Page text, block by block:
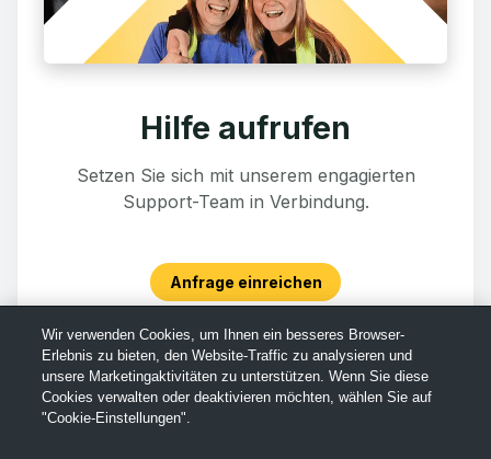
Hilfe aufrufen
Setzen Sie sich mit unserem engagierten
Support-Team in Verbindung.
Anfrage einreichen
Wir verwenden Cookies, um Ihnen ein besseres Browser-
Erlebnis zu bieten, den Website-Traffic zu analysieren und
unsere Marketingaktivitäten zu unterstützen. Wenn Sie diese
Cookies verwalten oder deaktivieren möchten, wählen Sie auf
"Cookie-Einstellungen".